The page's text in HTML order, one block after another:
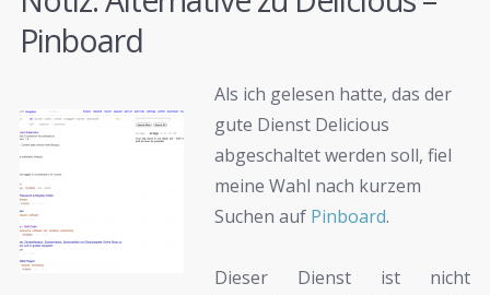
Pinboard
Als ich gelesen hatte, das der
gute Dienst Delicious
abgeschaltet werden soll, fiel
meine Wahl nach kurzem
Suchen auf Pinboard.
Dieser Dienst ist nicht